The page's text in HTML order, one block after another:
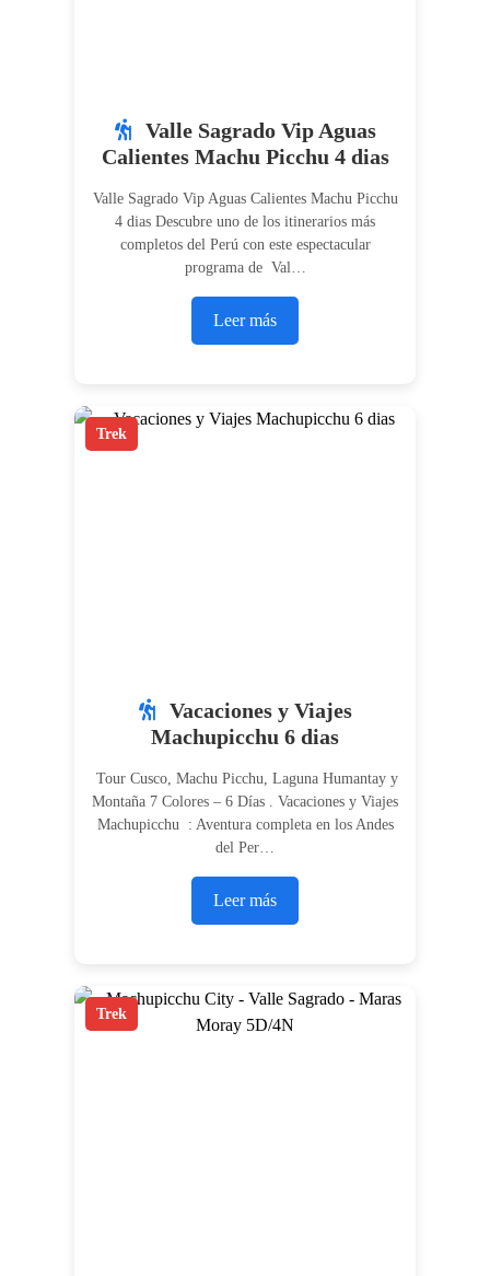
Valle Sagrado Vip Aguas
Calientes Machu Picchu 4 dias
Valle Sagrado Vip Aguas Calientes Machu Picchu
4 dias Descubre uno de los itinerarios más
completos del Perú con este espectacular
programa de Val…
Leer más
Trek
Vacaciones y Viajes
Machupicchu 6 dias
Tour Cusco, Machu Picchu, Laguna Humantay y
Montaña 7 Colores – 6 Días . Vacaciones y Viajes
Machupicchu : Aventura completa en los Andes
del Per…
Leer más
Trek